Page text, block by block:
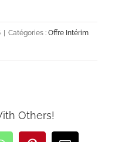
Catégories : Offre Intérim
Others!